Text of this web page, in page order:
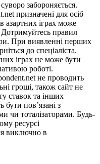
забороняється.
призначені для осіб
азартних іграх може
Дотримуйтесь правил
При виявленні перших
до спеціаліста.
іграх не може бути
роботі.
не проводить
гроші, також сайт не
ставок та інших
бути пов’язані з
чи тоталізаторами. Будь-
ресурсі
виключно в